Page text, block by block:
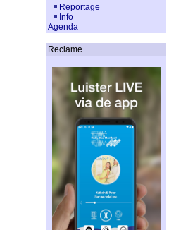
Reportage
Info
Agenda
Reclame